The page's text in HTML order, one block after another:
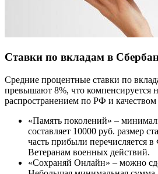
Ставки по вкладам в
Средние процентные ставки по
превышают 8%, что компенсируется
распространением по РФ и
«Память поколений» –
составляет 10000 руб. размер
часть прибыли перечисляется
Ветеранам военных действий.
«Сохраняй Онлайн» – можно